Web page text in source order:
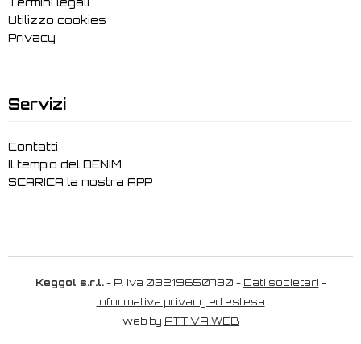
Termini legali
Utilizzo cookies
Privacy
Servizi
Contatti
Il tempio del DENIM
SCARICA la nostra APP
Keggol s.r.l.- P. iva 03219650730 - Dati societari -
Informativa privacy ed estesa
web by ATTIVA WEB